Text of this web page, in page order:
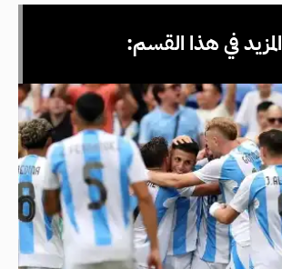
المزيد في هذا القسم: